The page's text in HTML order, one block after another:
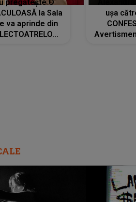
pregătește O
la Sala
va aprinde din
ușa